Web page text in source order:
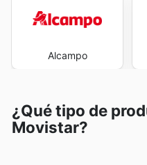
Alcampo
¿Qué tipo de
Movistar?